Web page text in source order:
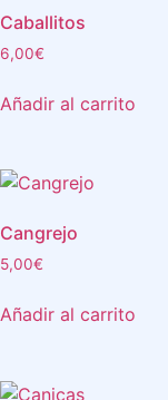
Caballitos
6,00€
Añadir al carrito
Cangrejo
5,00€
Añadir al carrito